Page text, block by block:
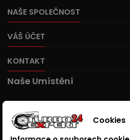
NAŠE SPOLEČNOST
VÁŠ ÚČET
KONTAKT
Naše Umístění
Cookies